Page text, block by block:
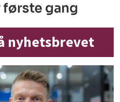
første gang
nyhetsbrevet